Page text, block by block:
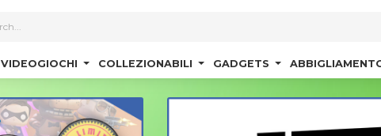
VIDEOGIOCHI COLLEZIONABILI GADGETS